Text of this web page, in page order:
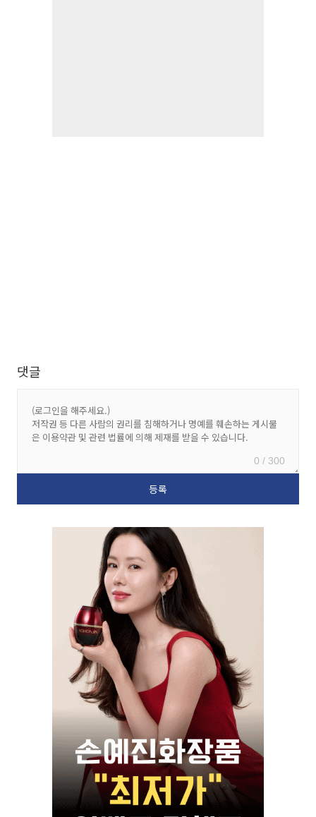
댓글
0 / 300